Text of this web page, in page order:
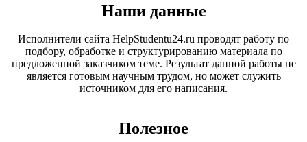
Наши данные
Исполнители сайта HelpStudentu24.ru проводят работу по
подбору, обработке и структурированию материала по
предложенной заказчиком теме. Результат данной работы не
является готовым научным трудом, но может служить
источником для его написания.
Полезное